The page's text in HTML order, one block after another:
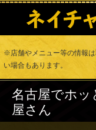
※店舗やメニュー等の情報
い場合もあります。
名古屋でホッ
屋さん